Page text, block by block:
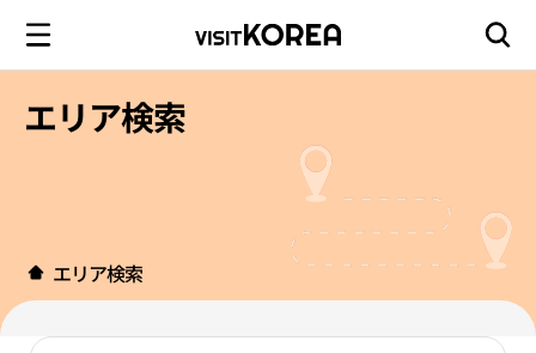
エリア検索
エリア検索